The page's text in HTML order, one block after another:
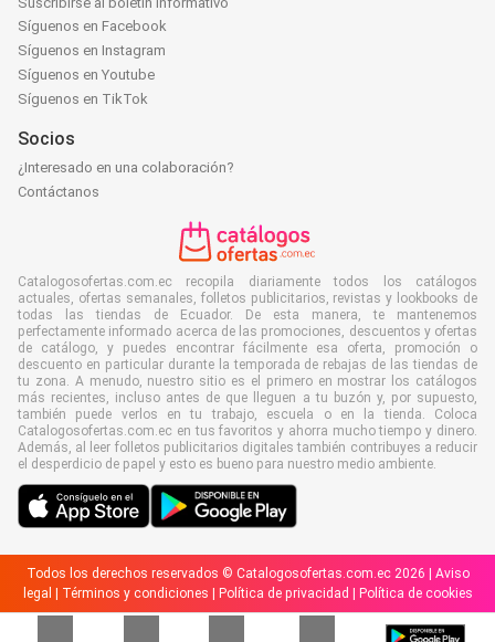
Síguenos en Facebook
Síguenos en Instagram
Síguenos en Youtube
Síguenos en TikTok
Socios
¿Interesado en una colaboración?
Contáctanos
Catalogosofertas.com.ec recopila diariamente todos los catálogos
actuales, ofertas semanales, folletos publicitarios, revistas y lookbooks de
todas las tiendas de Ecuador. De esta manera, te mantenemos
perfectamente informado acerca de las promociones, descuentos y ofertas
de catálogo, y puedes encontrar fácilmente esa oferta, promoción o
descuento en particular durante la temporada de rebajas de las tiendas de
tu zona. A menudo, nuestro sitio es el primero en mostrar los catálogos
más recientes, incluso antes de que lleguen a tu buzón y, por supuesto,
también puede verlos en tu trabajo, escuela o en la tienda. Coloca
Catalogosofertas.com.ec en tus favoritos y ahorra mucho tiempo y dinero.
Además, al leer folletos publicitarios digitales también contribuyes a reducir
el desperdicio de papel y esto es bueno para nuestro medio ambiente.
Todos los derechos reservados © Catalogosofertas.com.ec 2026 | Aviso
legal
Términos y condiciones Política de privacidad Política de cookies